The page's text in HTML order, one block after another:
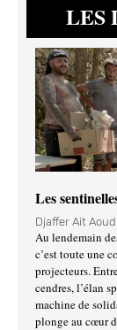
LES
Les
Djaffer Ait
Au lendemain
c’est toute une
projecteurs.
cendres, l’élan
machine de
plonge au cœur